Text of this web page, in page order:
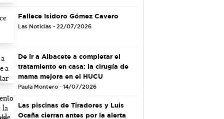
Fallece Isidoro Gómez Cavero
Las Noticias - 22/07/2026
De ir a Albacete a completar el
tratamiento en casa: la cirugía de
mama mejora en el HUCU
Paula Montero - 14/07/2026
Las piscinas de Tiradores y Luis
Ocaña cierran antes por la alerta